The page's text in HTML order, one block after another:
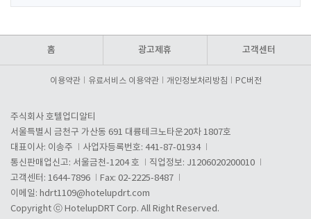
홈 광고제휴 고객센터
이용약관 유료서비스 이용약관 개인정보처리방침 PC버전
주식회사 호텔업디알티
서울특별시 금천구 가산동 691 대륭테크노타운20차 1807호
대표이사: 이송주
사업자등록번호: 441-87-01934
통신판매업신고: 서울금천-1204 호
직업정보: J1206020200010
고객센터: 1644-7896
Fax: 02-2225-8487
이메일: hdrt1109@hotelupdrt.com
Copyright ⓒ HotelupDRT Corp. All Right Reserved.